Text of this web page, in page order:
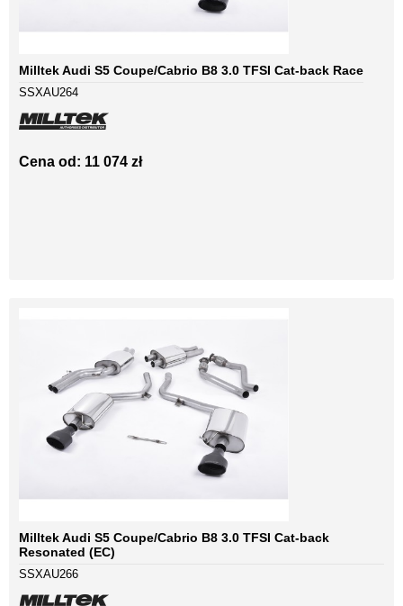
Milltek Audi S5 Coupe/Cabrio B8 3.0 TFSI Cat-back Race
SSXAU264
Cena od: 11 074 zł
Milltek Audi S5 Coupe/Cabrio B8 3.0 TFSI Cat-back
Resonated (EC)
SSXAU266